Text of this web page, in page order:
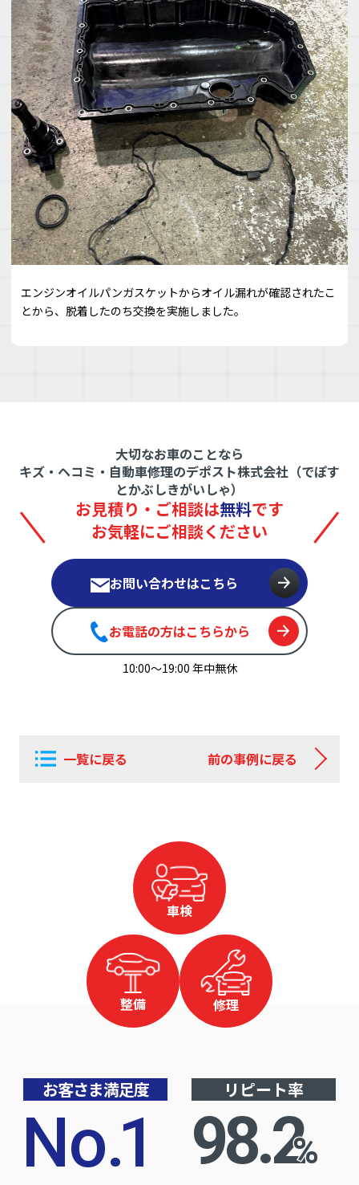
エンジンオイルパンガスケットからオイル漏れが確認されたこ
とから、脱着したのち交換を実施しました。
大切なお車のことなら
キズ・ヘコミ・自動車修理のデポスト株式会社（でぽす
とかぶしきがいしゃ）
お見積り・ご相談は無料です
お気軽にご相談ください
お問い合わせはこちら
お電話の方はこちらから
10:00〜19:00 年中無休
一覧に戻る 前の事例に戻る
車検
整備 修理
お客さま満足度
No.1
リピート率
98.2%